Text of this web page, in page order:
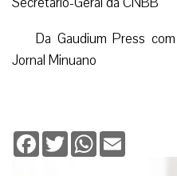
Da Gaudium Press
Jornal Minuano
Facebook
TwitterWhatsApp